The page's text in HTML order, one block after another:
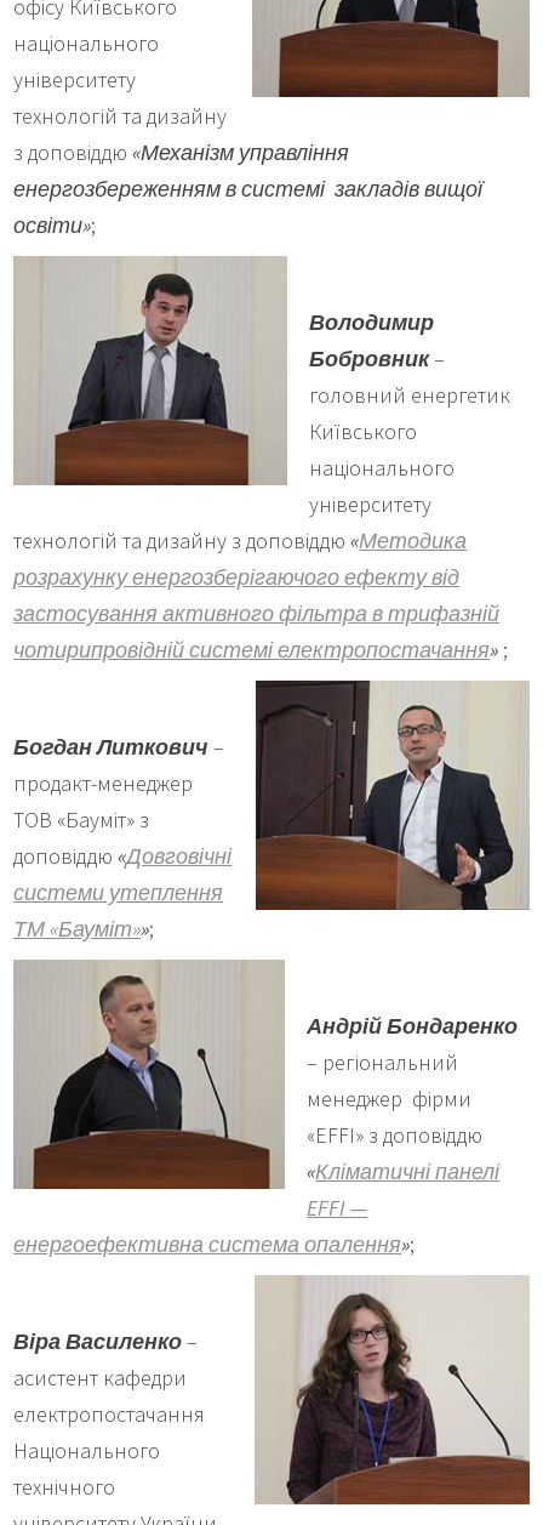
офісу Київського
національного
університету
технологій та дизайну
з доповіддю«Механізм управління
енергозбереженням в системі закладів вищої
освіти»;
Володимир
Бобровник–
головний енергетик
Київського
національного
університету
технологій та дизайну з доповіддю«Методика
розрахунку енергозберігаючого ефекту від
застосування активного фільтра в трифазній
чотирипровідній системі електропостачання» ;
Богдан Литкович –
продакт-менеджер
ТОВ «Бауміт» з
доповіддю «Довговічні
системи утеплення
ТМ «Бауміт»»;
Андрій Бондаренко
– регіональний
менеджер фірми
«EFFI» з доповіддю
«Кліматичні панелі
EFFI —
енергоефективна система опалення»;
Віра Василенко–
асистент кафедри
електропостачання
Національного
технічного